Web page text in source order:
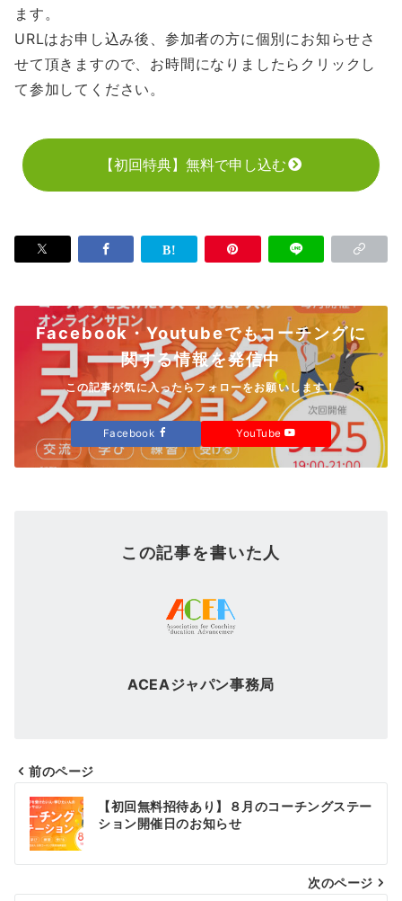
ます。
URLはお申し込み後、参加者の方に個別にお知らせさ
せて頂きますので、お時間になりましたらクリックし
て参加してください。ㅤ
【初回特典】無料で申し込む
Facebook・Youtubeでもコーチングに
関する情報を発信中
この記事が気に入ったらフォローをお願いします！
Facebook YouTube
この記事を書いた人
ACEAジャパン事務局
投
稿
ナ
ビ
前のページ
【初回無料招待あり】８月のコーチングステー
ション開催日のお知らせ
次のページ